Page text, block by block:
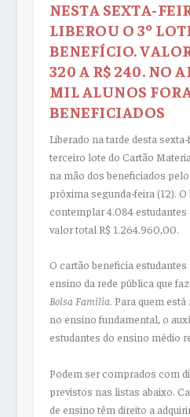
NESTA SEXTA-
LIBEROU O 3º
BENEFÍCIO.
320 A R$ 240. NO
MIL ALUNOS
BENEFICIADOS
Liberado na tarde desta
terceiro lote do Cartão
na mão dos beneficiados
próxima segunda-feira (12).
contemplar 4.084 estudantes
valor total R$ 1.264.960,00.
O cartão beneficia estudantes
ensino da rede pública que
Bolsa Família. Para quem
no ensino fundamental, o
estudantes do ensino médio
Podem ser comprados com
previstos nas listas abaixo.
de ensino têm direito a